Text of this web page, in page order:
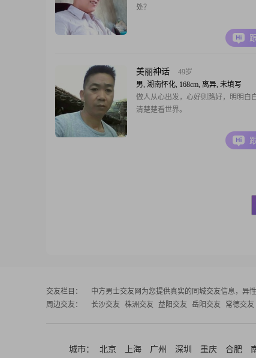
处？
美丽神话
49岁
男, 湖南怀化, 168cm, 离异, 未填写
做人从心出发，心好则路好，明明白
清楚楚看世界。
交友栏目： 中方男士交友网 为您提供真实的同城交友信息，异
周边交友：
长沙交友 株洲交友 益阳交友 岳阳交友 常德交友
城市： 北京 上海 广州 深圳 重庆 合肥